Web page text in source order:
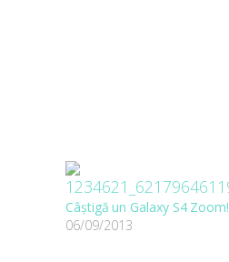
Câștigă un Galaxy S4 Zoom!
06/09/2013